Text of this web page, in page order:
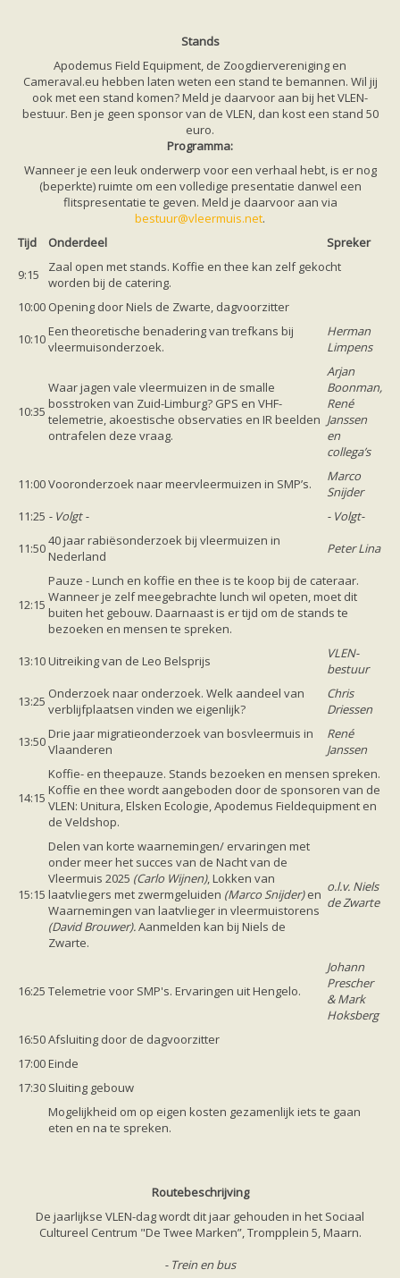
Video beelden
Forum
Naar het forum
Stands
Apodemus Field Equipment, de Zoogdiervereniging en
Cameraval.eu hebben laten weten een stand te bemannen. Wil jij
ook met een stand komen? Meld je daarvoor aan bij het VLEN-
bestuur. Ben je geen sponsor van de VLEN, dan kost een stand 50
euro.
Programma:
Wanneer je een leuk onderwerp voor een verhaal hebt, is er nog
(beperkte) ruimte om een volledige presentatie danwel een
flitspresentatie te geven. Meld je daarvoor aan via
bestuur@vleermuis.net.
Tijd
Onderdeel
Spreker
9:15
Zaal open met stands. Koffie en thee kan zelf gekocht
worden bij de catering.
10:00 Opening door Niels de Zwarte, dagvoorzitter
10:10Een theoretische benadering van trefkans bij
vleermuisonderzoek.
Herman
Limpens
10:35
Waar jagen vale vleermuizen in de smalle
bosstroken van Zuid-Limburg? GPS en VHF-
telemetrie, akoestische observaties en IR beelden
ontrafelen deze vraag.
Arjan
Boonman,
René
Janssen
en
collega’s
11:00Vooronderzoek naar meervleermuizen in SMP’s.
Marco
Snijder
11:25 - Volgt -
- Volgt-
11:5040 jaar rabiësonderzoek bij vleermuizen in
Nederland
Peter Lina
12:15
Pauze - Lunch en koffie en thee is te koop bij de cateraar.
Wanneer je zelf meegebrachte lunch wil opeten, moet dit
buiten het gebouw. Daarnaast is er tijd om de stands te
bezoeken en mensen te spreken.
13:10Uitreiking van de Leo Belsprijs
VLEN-
bestuur
13:25 Onderzoek naar onderzoek. Welk aandeel van
verblijfplaatsen vinden we eigenlijk?
Chris
Driessen
13:50Drie jaar migratieonderzoek van bosvleermuis in
Vlaanderen
René
Janssen
14:15
Koffie- en theepauze. Stands bezoeken en mensen spreken.
Koffie en thee wordt aangeboden door de sponsoren van de
VLEN: Unitura, Elsken Ecologie, Apodemus Fieldequipment en
de Veldshop.
15:15
Delen van korte waarnemingen/ ervaringen met
onder meer het succes van de Nacht van de
Vleermuis 2025 (Carlo Wijnen), Lokken van
laatvliegers met zwermgeluiden (Marco Snijder)en
Waarnemingen van laatvlieger in vleermuistorens
(David Brouwer).Aanmelden kan bij Niels de
Zwarte.
o.l.v. Niels
de Zwarte
16:25 Telemetrie voor SMP's. Ervaringen uit Hengelo.
Johann
Prescher
& Mark
Hoksberg
16:50Afsluiting door de dagvoorzitter
17:00Einde
17:30 Sluiting gebouw
Mogelijkheid om op eigen kosten gezamenlijk iets te gaan
eten en na te spreken.
Routebeschrijving
De jaarlijkse VLEN-dag wordt dit jaar gehouden in het Sociaal
Cultureel Centrum "De Twee Marken”, Trompplein 5, Maarn.
- Trein en bus